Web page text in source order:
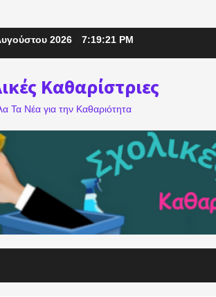
2026 7:19:23 PM
Καθαρίστριες
Τα Νέα για την Καθαριότητα